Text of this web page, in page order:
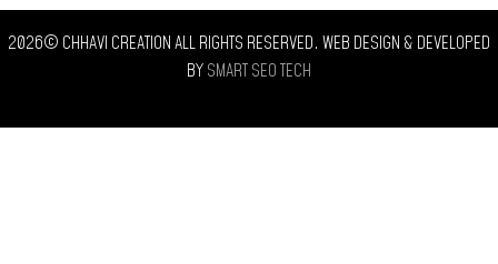
2026© CHHAVI CREATION ALL RIGHTS RESERVED. WEB DESIGN & DEVELOPED
BYSMART SEO TECH